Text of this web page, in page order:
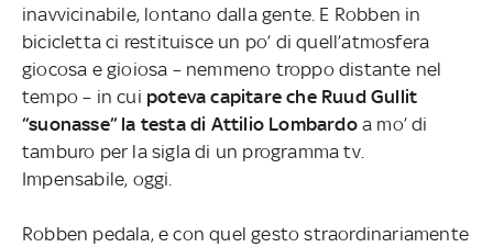
inavvicinabile, lontano dalla gente. E Robben in
bicicletta ci restituisce un po’ di quell’atmosfera
giocosa e gioiosa – nemmeno troppo distante nel
tempo – in cui poteva capitare che Ruud Gullit
“suonasse” la testa di Attilio Lombardoa mo’ di
tamburo per la sigla di un programma tv.
Impensabile, oggi.
Robben pedala, e con quel gesto straordinariamente